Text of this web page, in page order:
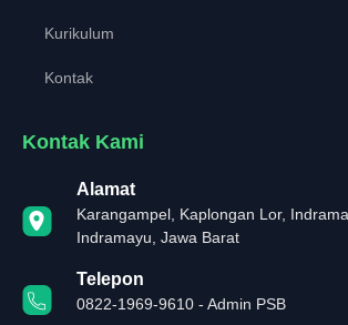
Kurikulum
Kontak
Kontak Kami
Alamat
Karangampel, Kaplongan Lor,
Indramayu, Jawa Barat
Telepon
0822-1969-9610 - Admin PSB